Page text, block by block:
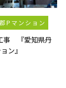
Pマンション
事 『愛知県丹
ン』